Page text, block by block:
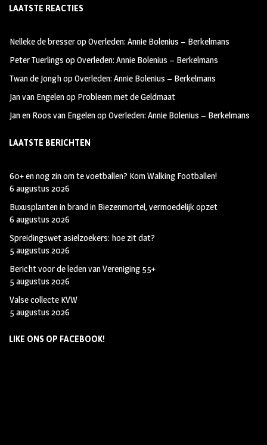
b
oo
k
ag
m
tt
LAATSTE REACTIES
Nelleke de bresseropOverleden: Annie Bolenius – Berkelmans
Peter Tuerlings opOverleden: Annie Bolenius – Berkelmans
Twan de JonghopOverleden: Annie Bolenius – Berkelmans
Jan van Engelenop Probleem met de Geldmaat
Jan en Roos van EngelenopOverleden: Annie Bolenius – Berkelmans
LAATSTE BERICHTEN
60+ en nog zin om te voetballen? Kom Walking Footballen!
6 augustus 2026
Buxusplanten in brand in Biezenmortel, vermoedelijk opzet
6 augustus 2026
Spreidingswet asielzoekers: hoe zit dat?
5 augustus 2026
Bericht voor de leden van Vereniging 55+
5 augustus 2026
Valse collecte KVW
5 augustus 2026
LIKE ONS OP FACEBOOK!